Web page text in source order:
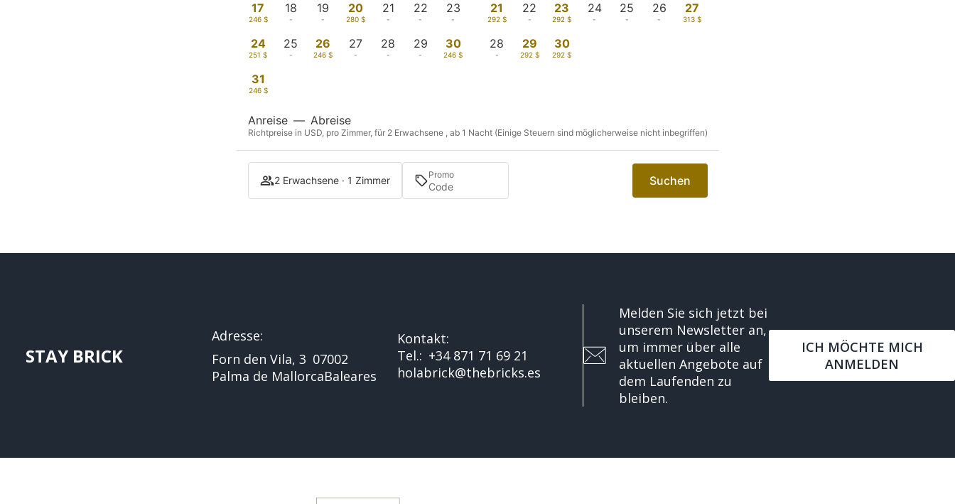
17
246 $
18
-
19
-
20
280 $
21
-
22
-
23
-
24
251 $
25
-
26
246 $
27
-
28
-
29
-
30
246 $
31
246 $
21
292 $
22
-
23
292 $
24
-
25
-
26
-
27
313 $
28
-
29
292 $
30
292 $
Anreise — Abreise
Richtpreise in USD, pro Zimmer, für 2 Erwachsene , ab 1 Nacht (Einige Steuern sind möglicherweise nicht inbegriffen)
2 Erwachsene · 1 Zimmer Promo Suchen
STAY BRICK
Adresse:
Forn den Vila, 3 07002
Palma de MallorcaBaleares
Kontakt:
Tel.: +34 871 71 69 21
holabrick@thebricks.es
Melden Sie sich jetzt bei
unserem Newsletter an,
um immer über alle
aktuellen Angebote auf
dem Laufenden zu
bleiben.
ICH MÖCHTE MICH
ANMELDEN